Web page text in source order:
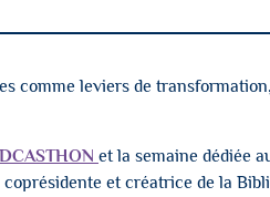
comme leviers de
et la semaine dédiée
et créatrice de la